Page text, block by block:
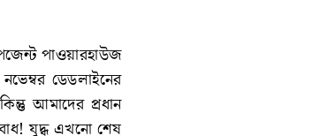
পাওয়ারহাউজ
ডেডলাইনের
আমাদের প্রধান
যুদ্ধ এখনো শেষ